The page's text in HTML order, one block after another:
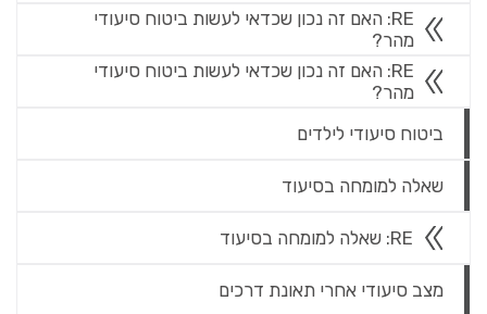
RE: האם זה נכון שכדאי לעשות ביטוח סיעודי
מהר?
RE: האם זה נכון שכדאי לעשות ביטוח סיעודי
מהר?
ביטוח סיעודי לילדים
שאלה למומחה בסיעוד
RE: שאלה למומחה בסיעוד
מצב סיעודי אחרי תאונת דרכים